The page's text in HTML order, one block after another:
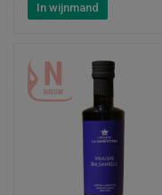
In wijnmand